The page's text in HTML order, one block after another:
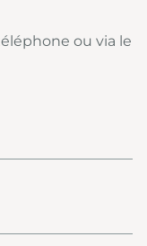
ou via le